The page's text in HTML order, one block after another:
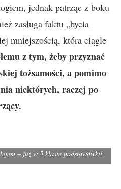
jednak patrząc z boku
zasługa faktu „bycia
mniejszością, która ciągle
z tym, żeby przyznać
tożsamości, a pomimo
niektórych, raczej po
– już w 5 klasie podstawówki!